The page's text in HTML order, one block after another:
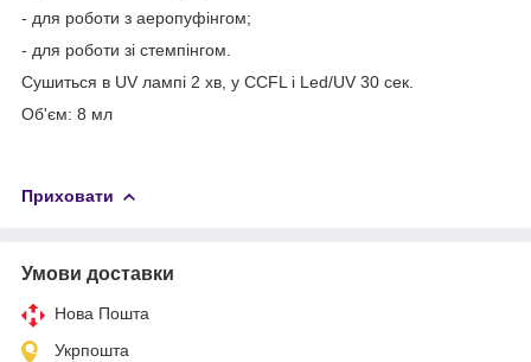
- для роботи з аеропуфінгом;
- для роботи зі стемпінгом.
Сушиться в UV лампі 2 хв, у CCFL і Led/UV 30 сек.
Об'єм: 8 мл
Приховати
Умови доставки
Нова Пошта
Укрпошта